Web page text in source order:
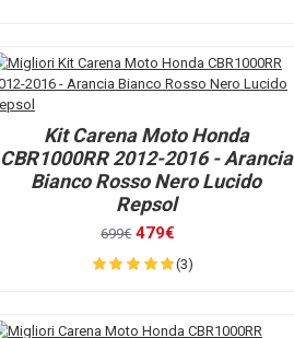
Kit Carena Moto Honda
CBR1000RR 2012-2016 - Arancia
Bianco Rosso Nero Lucido
Repsol
699€ 479€
(3)